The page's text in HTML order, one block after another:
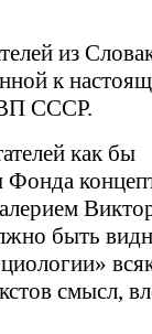
из
к
ВП СССР.
как бы
Фонда
быть
смысл,